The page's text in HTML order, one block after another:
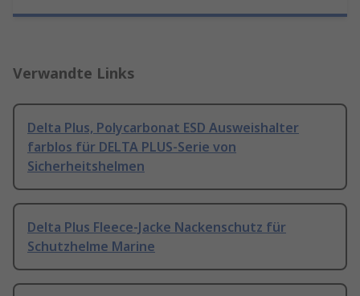
Verwandte Links
Delta Plus, Polycarbonat ESD Ausweishalter
farblos für DELTA PLUS-Serie von
Sicherheitshelmen
Delta Plus Fleece-Jacke Nackenschutz für
Schutzhelme Marine